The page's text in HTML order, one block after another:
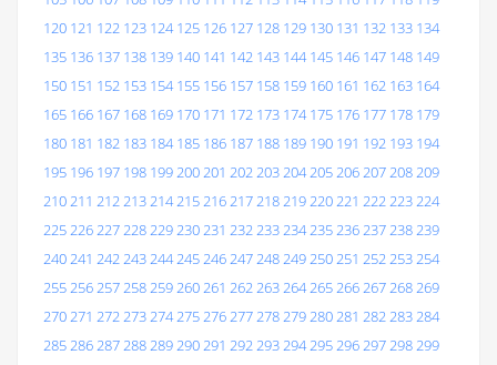
120 121 122 123 124 125 126 127 128 129 130 131 132 133 134
135 136 137 138 139 140 141 142 143 144 145 146 147 148 149
150 151 152 153 154 155 156 157 158 159 160 161 162 163 164
165 166 167 168 169 170 171 172 173 174 175 176 177 178 179
180 181 182 183 184 185 186 187 188 189 190 191 192 193 194
195 196 197 198 199200201 202203204205206207208209
210211 212213214215216217218219220221 222223224
225226227228229230231 232233234235236237238239
240241 242243244245246247248249250251 252253254
255256257258259260261 262263264265266267268269
270271 272273274275276277278279280281 282283284
285286287288289290291 292293294295296297298299